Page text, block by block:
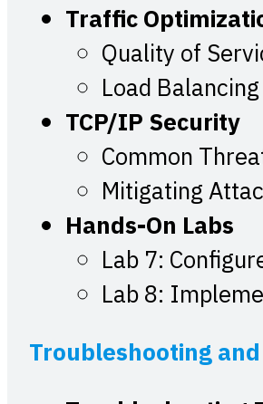
Traffic
Quality of
Load
TCP/IP Security
Common
Mitigating
Hands-On Labs
Lab 7:
Lab 8:
Troubleshooting